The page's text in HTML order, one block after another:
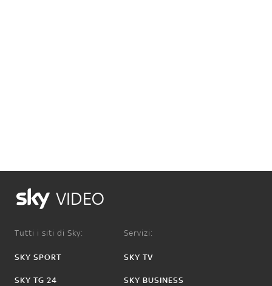
VIDEO
Tutti i siti di Sky:
SKY SPORT
SKY TG 24
Servizi:
SKY TV
SKY BUSINESS